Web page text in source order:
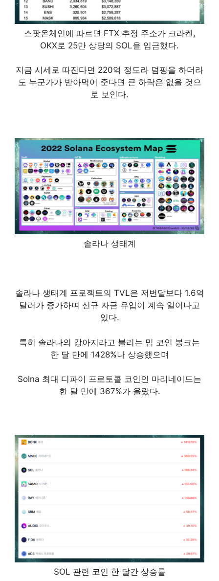
스팟온체인에 따르면 FTX 추정 주소가 크라켄,
OKX로 25만 상당의 SOL을 입금했다.
지금 시세로 따진다면 220억 정도라 덤핑을 하더라
도 누군가가 받아먹어 준다면 큰 하락은 없을 것으
로 보인다.
솔라나 생태계
솔라나 생태계 프로젝트의 TVL은 저번달보다 1.6억
달러가 증가하며 신규 자금 유입이 계속 일어나고
있다.
특히 솔라나의 강아지라고 불리는 밈 코인 봉크는
한 달 만에 1428%나 상승했으며
Solna 최대 디파이 프로토콜 코인인 마리네이드는
한 달 만에 367%가 올랐다.
SOL 관련 코인 한 달간 상승률